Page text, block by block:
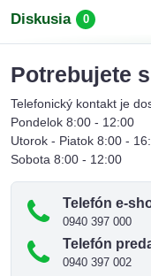
Diskusia 0
Potrebujete
Telefonický kontakt je
Pondelok 8:00 - 12:00
Utorok - Piatok 8:00 -
Sobota 8:00 - 12:00
Telefón e-
0940 397 000
Telefón
0940 397 002